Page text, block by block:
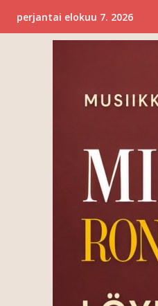
perjantai elokuu 7. 2026